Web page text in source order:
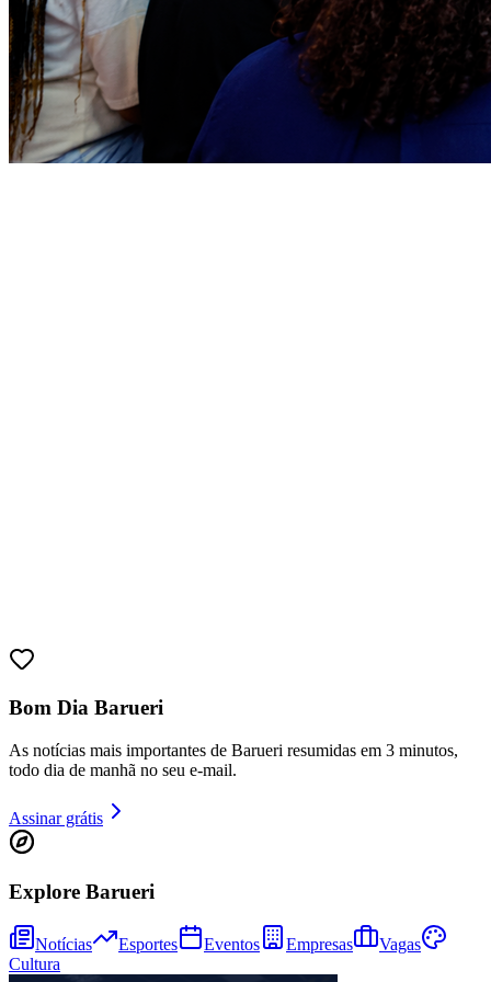
Bragantino
Bom Dia Barueri
As notícias mais importantes de Barueri resumidas em 3 minutos,
todo dia de manhã no seu e-mail.
Assinar grátis
Explore Barueri
Notícias Esportes Eventos Empresas
Vagas
Cultura